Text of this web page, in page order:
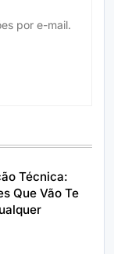
por e-mail.
Técnica:
Que Vão Te